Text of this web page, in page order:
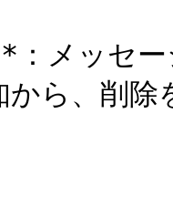
メッセー
ら、削除